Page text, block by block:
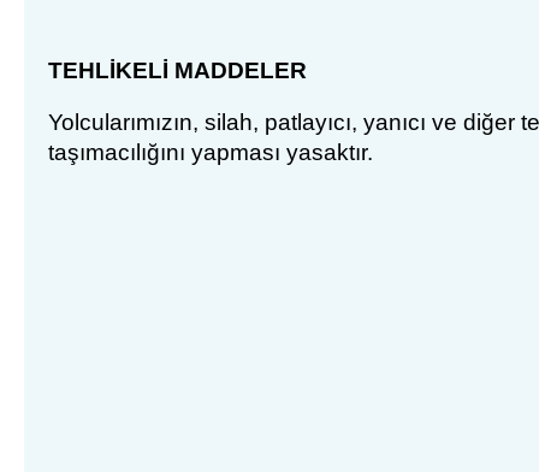
TEHLİKELİ MADDELER
Yolcu larımızın, silah, patlayıcı, yanıcı ve diğer
taşımacılığını yapması yasaktır.